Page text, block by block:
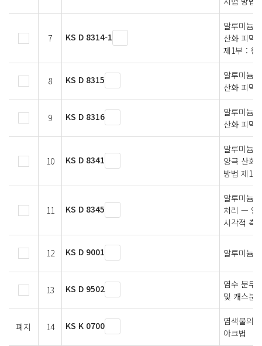
7 KS D 8314-1
알루미늄
산화 피막
제1부：왕
8 KS D 8315
알루미늄
산화 피막
9 KS D 8316
알루미늄
산화 피막
10 KS D 8341
알루미늄
양극 산화
방법 제1
11 KS D 8345
알루미늄
처리 — 양
시각적 측
12 KS D 9001 알루미늄
13 KS D 9502
염수 분무
및 캐스분
폐지 14 KS K 0700
염색물의
아크법